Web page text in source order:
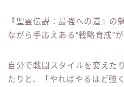
『聖霊伝説：最強への道』の
ながら手応えある“戦略育成”
自分で戦闘スタイルを変えた
たりと、「やればやるほど強